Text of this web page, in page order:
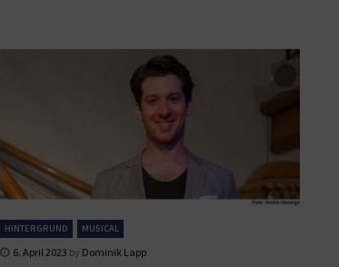
HINTERGRUND MUSICAL
6. April 2023 by Dominik Lapp